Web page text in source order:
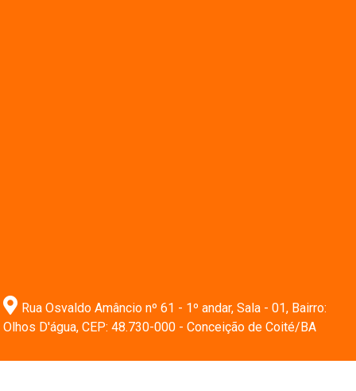
Rua Osvaldo Amâncio nº 61 - 1º andar, Sala - 01, Bairro:
Olhos D'água, CEP: 48.730-000 - Conceição de Coité/BA